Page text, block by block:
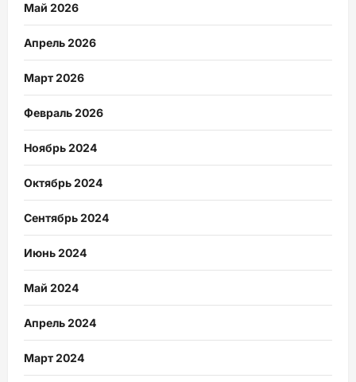
Май 2026
Апрель 2026
Март 2026
Февраль 2026
Ноябрь 2024
Октябрь 2024
Сентябрь 2024
Июнь 2024
Май 2024
Апрель 2024
Март 2024